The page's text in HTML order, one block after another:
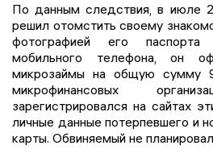
По данным следствия, в июле
решил отомстить своему
фотографией его
мобильного телефона, он
микрозаймы на общую сумму
микрофинансовых
зарегистрировался на сайтах
личные данные потерпевшего и
карты. Обвиняемый не